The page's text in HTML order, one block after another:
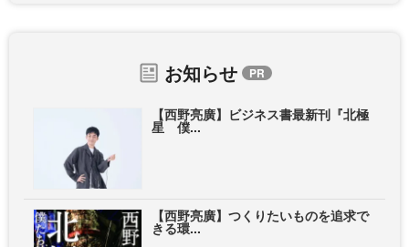
お知らせ
【西野亮廣】ビジネス書最新刊『北極
星 僕...
【西野亮廣】つくりたいものを追求で
きる環...